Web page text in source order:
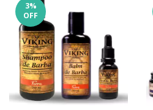
3%
OFF